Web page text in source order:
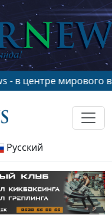
внимания!
Русский